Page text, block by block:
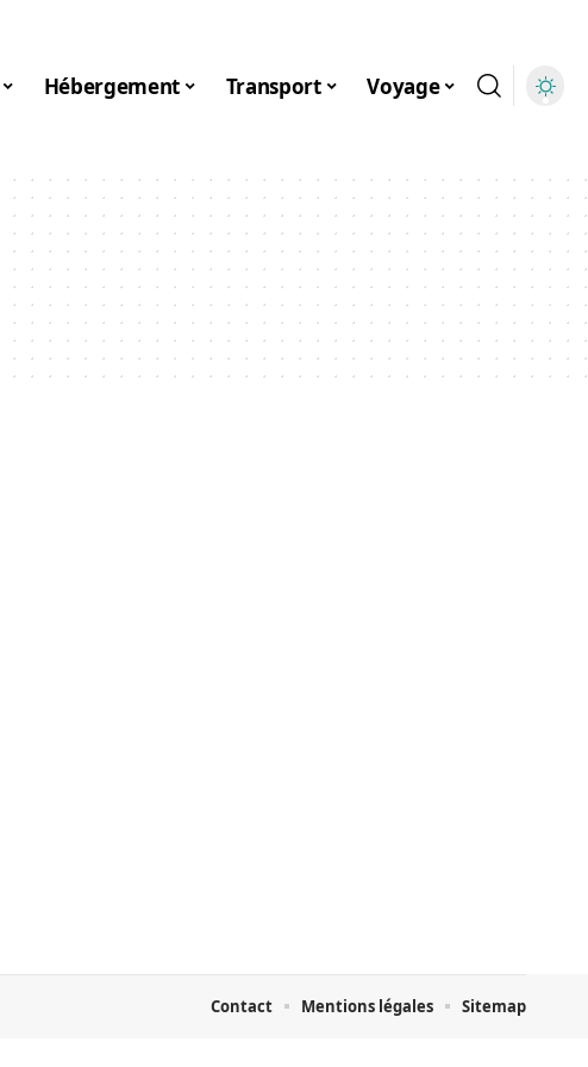
Hébergement Transport Voyage
Contact Mentions légales Sitemap